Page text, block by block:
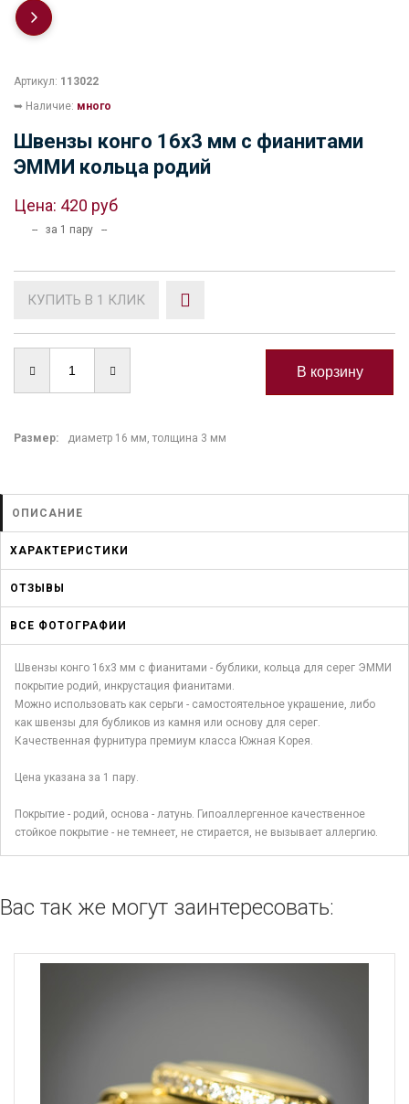
Артикул: 113022
➥ Наличие: много
Швензы конго 16х3 мм с фианитами
ЭММИ кольца родий
Цена: 420 руб
-- за 1 пару --
КУПИТЬ В 1 КЛИК
Размер: диаметр 16 мм, толщина 3 мм
ОПИСАНИЕ
ХАРАКТЕРИСТИКИ
ОТЗЫВЫ
ВСЕ ФОТОГРАФИИ
Швензы конго 16х3 мм с фианитами - бублики, кольца для серег ЭММИ
покрытие родий, инкрустация фианитами.
Можно использовать как серьги - самостоятельное украшение, либо
как швензы для бубликов из камня или основу для серег.
Качественная фурнитура премиум класса Южная Корея.
Цена указана за 1 пару.
Покрытие - родий, основа - латунь. Гипоаллергенное качественное
стойкое покрытие - не темнеет, не стирается, не вызывает аллергию.
Вас так же могут заинтересовать: